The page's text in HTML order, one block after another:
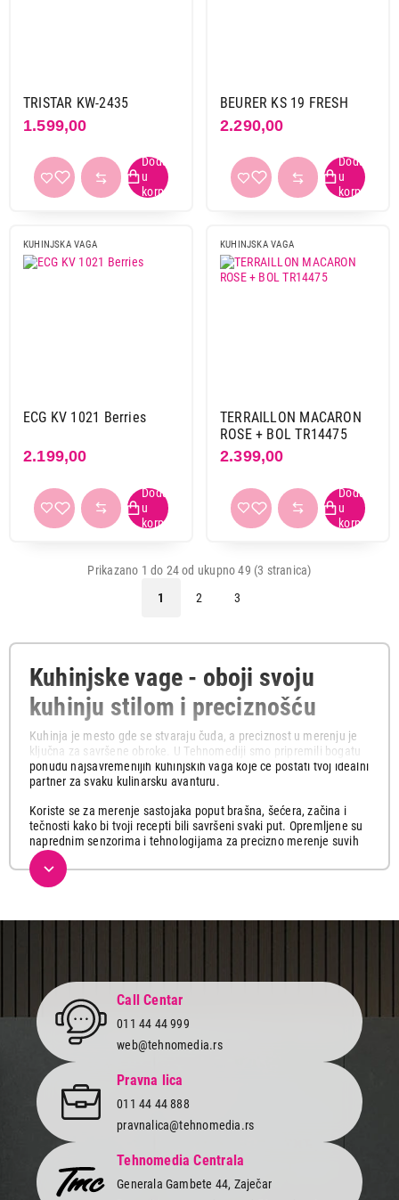
TRISTAR KW-2435
1.599,00
BEURER KS 19 FRESH
2.290,00
KUHINJSKA VAGA
ECG KV 1021 Berries
2.199,00
KUHINJSKA VAGA
TERRAILLON MACARON
ROSE + BOL TR14475
2.399,00
Prikazano 1 do 24 od ukupno 49 (3 stranica)
1
2 3
Kuhinjske vage - oboji svoju
kuhinju stilom i preciznošću
Kuhinja je mesto gde se stvaraju čuda, a preciznost u merenju je
ključna za savršene obroke. U Tehnomediji smo pripremili bogatu
ponudu najsavremenijih kuhinjskih vaga koje će postati tvoj idealni
partner za svaku kulinarsku avanturu.
Koriste se za merenje sastojaka poput brašna, šećera, začina i
tečnosti kako bi tvoji recepti bili savršeni svaki put. Opremljene su
naprednim senzorima i tehnologijama za precizno merenje suvih
sastojaka od grama pa sve do kilograma, merenja tečnosti u cl ili
dl što je posebno važno za recepte koji zahtevaju tačne količine
sastojaka, funkcija Tara za oduzimanje težine posude ili novih
svaki recept biti savršeno izbalansiran i ukusan.
Dolaze u raznim šarenim bojama koje će uneti vedrinu u tvoju
kuhinju. Od pastelnih nijansi do svetlih tonova, osvežavajuće
zelene do vatreno crvene ili raznih voćnih motiva, sigurno ćeš
pronaći savršen dizajn koji će odgovarati tvom stilu i raspoloženju.
Kuhinjske vage iz naše široke ponude najpoznatijih brendova
izrađene po poslednjoj tehnologiji, donose vrhunski kvalitet i
pouzdanost. Sa izuzetnom preciznošću, ove naprave će te pratiti
dugi niz godina. Nema više grešaka u merenju.
Poseti naš online shop ili najbližu Tehnomedia prodavnicu i izaberi
neki od modela po tvom ukusu i potrebama koji će uneti boju i
Call Centar
011 44 44 999
web@tehnomedia.rs
Pravna lica
011 44 44 888
pravnalica@tehnomedia.rs
Tehnomedia Centrala
Generala Gambete 44, Zaječar